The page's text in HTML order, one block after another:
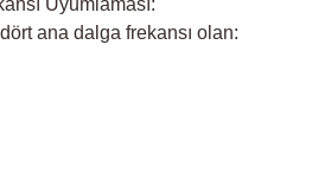
Uyumlaması:
ana dalga frekansı olan: